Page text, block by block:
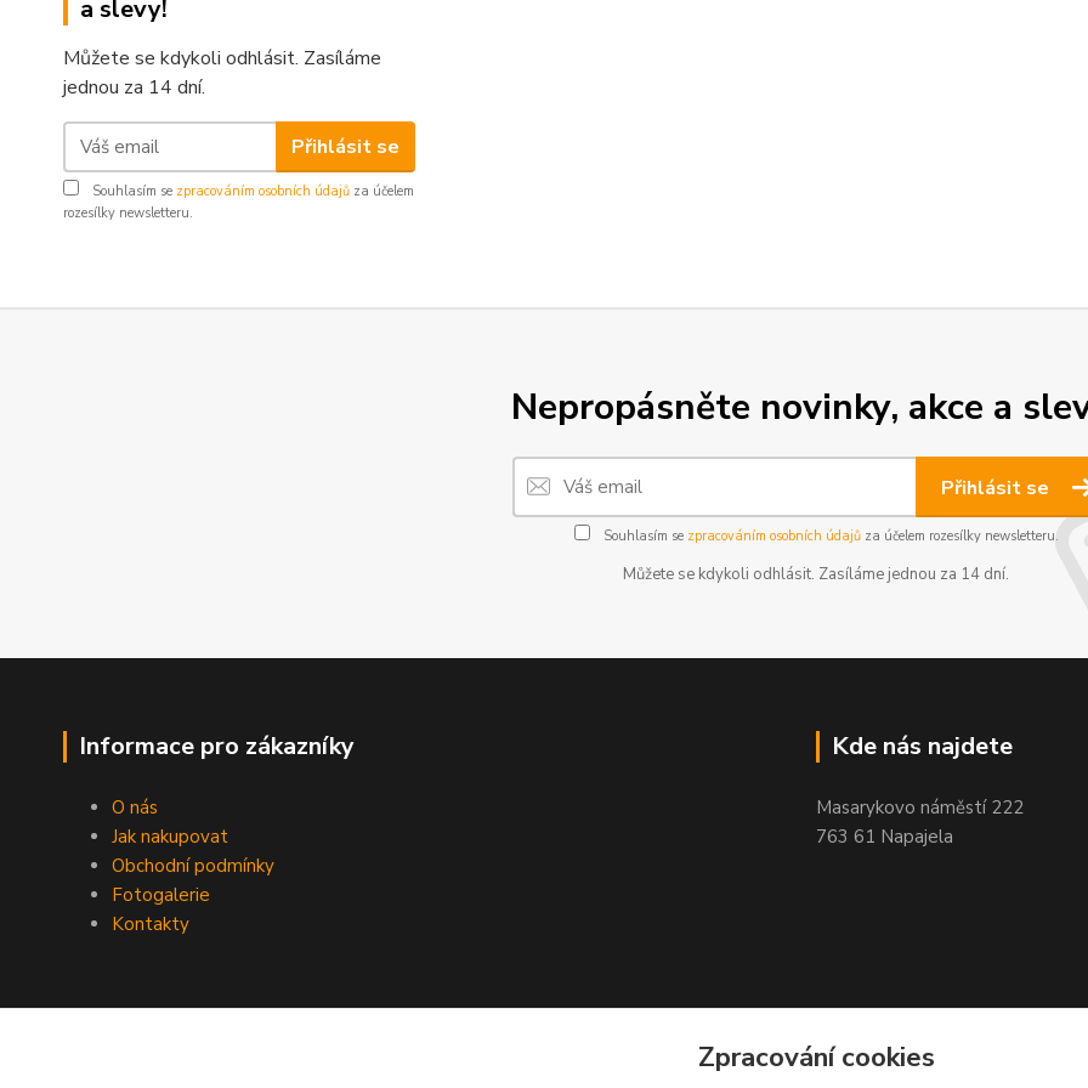
a slevy!
Můžete se kdykoli odhlásit. Zasíláme
jednou za 14 dní.
Přihlásit se
Souhlasím se zpracováním osobních údajů za účelem
rozesílky newsletteru.
Nepropásněte novinky, akce a
Přihlásit se
Souhlasím se zpracováním osobních údajůza účelem rozesílky newsletteru.
Můžete se kdykoli odhlásit. Zasíláme jednou za 14 dní.
Informace pro zákazníky
O nás
Jak nakupovat
Obchodní podmínky
Fotogalerie
Kontakty
Kde nás najdete
Masarykovo náměstí 222
763 61 Napajela
Zpracování cookies